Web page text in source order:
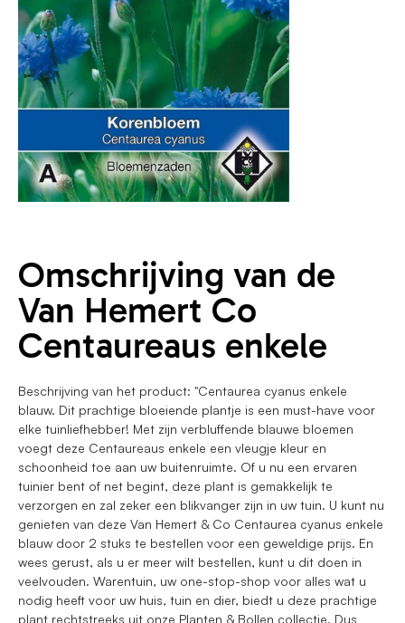
Omschrijving van de
Van Hemert Co
Centaureaus enkele
Beschrijving van het product: "Centaurea cyanus enkele
blauw. Dit prachtige bloeiende plantje is een must-have voor
elke tuinliefhebber! Met zijn verbluffende blauwe bloemen
voegt deze Centaureaus enkele een vleugje kleur en
schoonheid toe aan uw buitenruimte. Of u nu een ervaren
tuinier bent of net begint, deze plant is gemakkelijk te
verzorgen en zal zeker een blikvanger zijn in uw tuin. U kunt nu
genieten van deze Van Hemert & Co Centaurea cyanus enkele
blauw door 2 stuks te bestellen voor een geweldige prijs. En
wees gerust, als u er meer wilt bestellen, kunt u dit doen in
veelvouden. Warentuin, uw one-stop-shop voor alles wat u
nodig heeft voor uw huis, tuin en dier, biedt u deze prachtige
plant rechtstreeks uit onze Planten & Bollen collectie. Dus